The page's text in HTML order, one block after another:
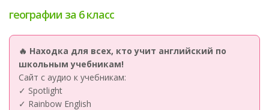
географии за 6 класс
🔥 Находка для всех, кто учит английский по
школьным учебникам!
Сайт с аудио к учебникам:
✓ Spotlight
✓ Rainbow English